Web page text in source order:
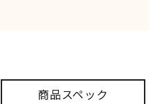
商品スペック